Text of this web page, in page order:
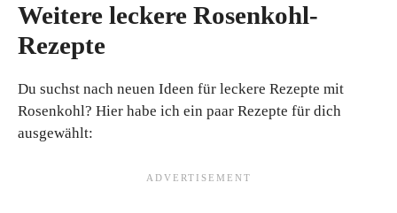
Weitere leckere Rosenkohl-
Rezepte
Du suchst nach neuen Ideen für leckere Rezepte mit
Rosenkohl? Hier habe ich ein paar Rezepte für dich
ausgewählt: